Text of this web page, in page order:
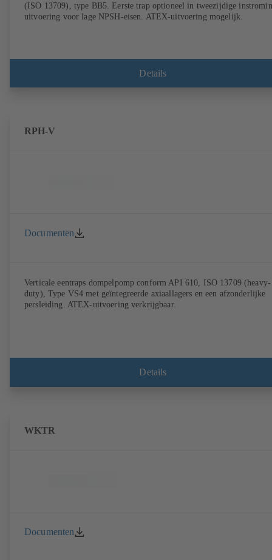
(ISO 13709), type BB5. Eerste trap optioneel in tweezijdige
uitvoering voor lage NPSH-eisen. ATEX-uitvoering mogelijk.
Details
RPH-V
Documenten
Verticale eentraps dompelpomp conform API 610, ISO 13709 (heavy-
duty), Type VS4 met geïntegreerde axiaallagers en een afzonderlijke
persleiding. ATEX-uitvoering verkrijgbaar.
Details
WKTR
Documenten